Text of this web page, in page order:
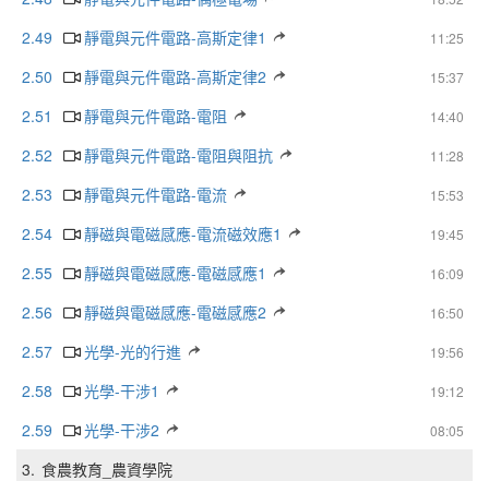
2.49
11:25
靜電與元件電路-高斯定律1
2.50
15:37
靜電與元件電路-高斯定律2
2.51
14:40
靜電與元件電路-電阻
2.52
11:28
靜電與元件電路-電阻與阻抗
2.53
15:53
靜電與元件電路-電流
2.54
19:45
靜磁與電磁感應-電流磁效應1
2.55
16:09
靜磁與電磁感應-電磁感應1
2.56
16:50
靜磁與電磁感應-電磁感應2
2.57
19:56
光學-光的行進
2.58
19:12
光學-干涉1
2.59
08:05
光學-干涉2
3. 食農教育_農資學院